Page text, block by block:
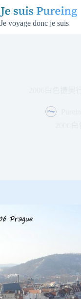
跳
至
Je voyage donc je suis